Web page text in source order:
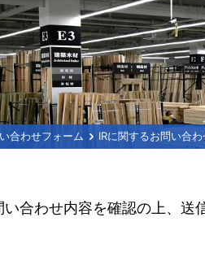
合わせフォーム IRに関するお問い合わ
い合わせ内容を確認の上、送
卸売事業 外食事業
経営方針 業績・財務
合わせ
電子公告 免責事
沿革 交通アクセス 店舗
た事業経営 地域社会ととも
集 テナント募集
インターンシップ 中途採用
Principles Company